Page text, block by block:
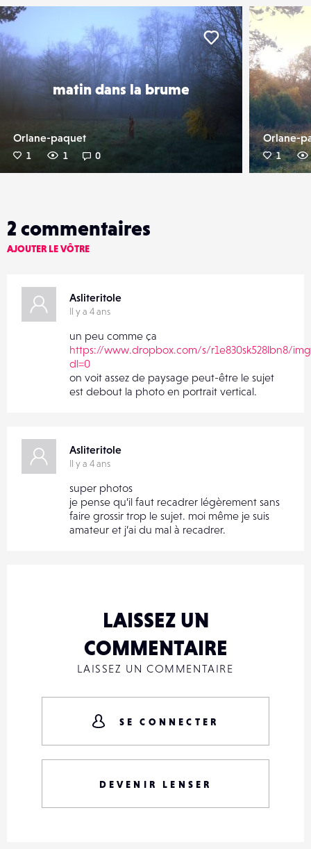
matin dans la brume
Orlane-paquet
1 1 0
Liker
Orlane-
1
2 commentaires
AJOUTER LE VÔTRE
Asliteritole
Il y a 4 ans
un peu comme ça
https://www.dropbox.com/s/r1e830sk528lbn8/
dl=0
on voit assez de paysage peut-être le sujet
est debout la photo en portrait vertical.
Asliteritole
Il y a 4 ans
super photos
je pense qu’il faut recadrer légèrement sans
faire grossir trop le sujet. moi même je suis
amateur et j’ai du mal à recadrer.
LAISSEZ UN
COMMENTAIRE
LAISSEZ UN COMMENTAIRE
SE CONNECTER
DEVENIR LENSER